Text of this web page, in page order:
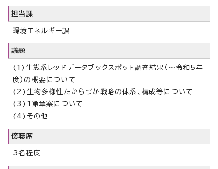
担当課
環境エネルギー課
議題
(1)生態系レッドデータブックスポット調査結果（～令和5年
度）の概要について
(2)生物多様性たからづか戦略の体系、構成等について
(3)1第章案について
(4)その他
傍聴席
3名程度